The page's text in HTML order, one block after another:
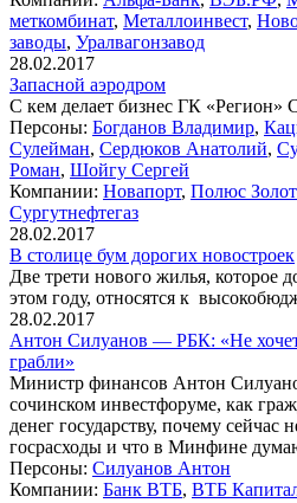
меткомбинат, Металлоинвест,
заводы, Уралвагонзавод
28.02.2017
Запасной аэродром
С кем делает бизнес ГК «Регион»
Персоны: Богданов Владимир,
Сулейман, Сердюков Анатолий,
Роман, Шойгу Сергей
Компании: Новапорт, Полюс
Сургутнефтегаз
28.02.2017
В столице бум дорогих новостроек
Две трети нового жилья, которое
этом году, относятся к
28.02.2017
Антон Силуанов — РБК: «Не
грабли»
Министр финансов Антон
сочинском инвестфоруме, как
денег государству, почему сейчас
госрасходы и что в Минфине
Персоны: Силуанов Антон
Компании: Банк ВТБ, ВТБ